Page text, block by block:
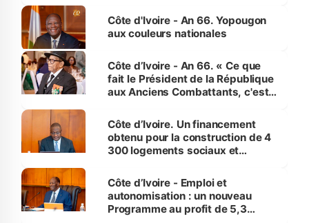
l'Etat de droit pour préserver les
vies humaines »
Côte d'Ivoire - An 66. Yopougon
aux couleurs nationales
Côte d’Ivoire - An 66. « Ce que
fait le Président de la République
aux Anciens Combattants, c'est
Côte d’Ivoire. Un financement
obtenu pour la construction de 4
300 logements sociaux et
et Yamoussoukro
Côte d’Ivoire - Emploi et
autonomisation : un nouveau
Programme au profit de 5,3